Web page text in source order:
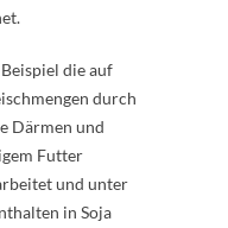
die auf
durch
Därmen und
Futter
und unter
in Soja